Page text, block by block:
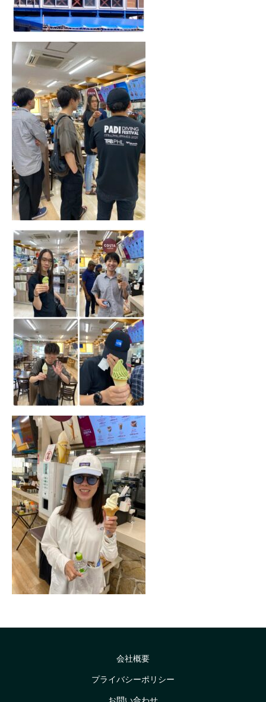
会社概要
プライバシーポリシー